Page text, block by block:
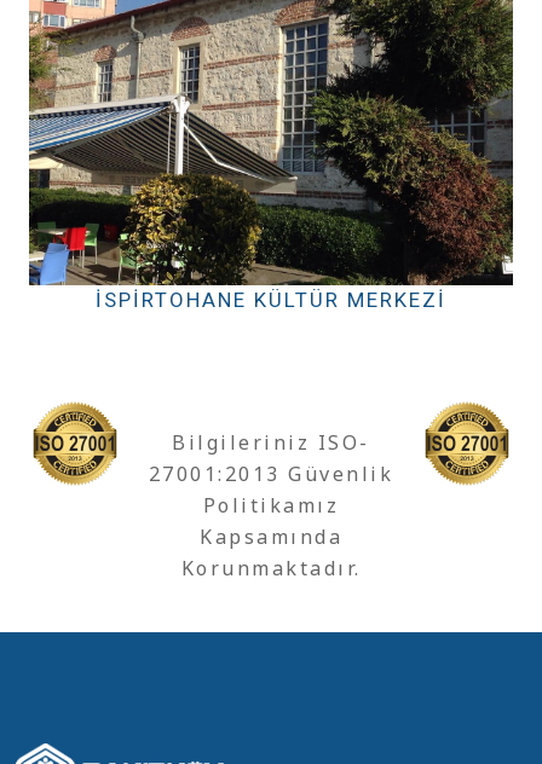
İSPIRTOHANE KÜLTÜR MERKEZI
Bilgileriniz ISO-
27001:2013 Güvenlik
Politikamız
Kapsamında
Korunmaktadır.